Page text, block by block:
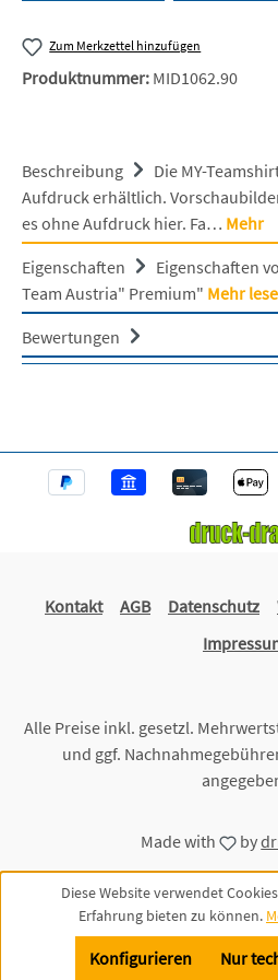
Zum Merkzettel hinzufügen
Produktnummer: MID1062.90
Beschreibung
Die MY-
Aufdruck erhältlich.
es ohne Aufdruck hier. Fa… Mehr
Eigenschaften
Eigenschaften
Team Austria" Premium" Mehr
Bewertungen
Kontakt AGB Datenschutz
Alle Preise inkl. gesetzl.
und ggf.
Made with by
Diese Website verwendet
Erfahrung bieten zu können.
Nur
Konfigurieren